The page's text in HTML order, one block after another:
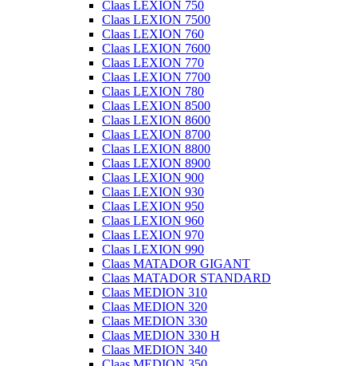
Claas LEXION 750
Claas LEXION 7500
Claas LEXION 760
Claas LEXION 7600
Claas LEXION 770
Claas LEXION 7700
Claas LEXION 780
Claas LEXION 8500
Claas LEXION 8600
Claas LEXION 8700
Claas LEXION 8800
Claas LEXION 8900
Claas LEXION 900
Claas LEXION 930
Claas LEXION 950
Claas LEXION 960
Claas LEXION 970
Claas LEXION 990
Claas MATADOR GIGANT
Claas MATADOR STANDARD
Claas MEDION 310
Claas MEDION 320
Claas MEDION 330
Claas MEDION 330 H
Claas MEDION 340